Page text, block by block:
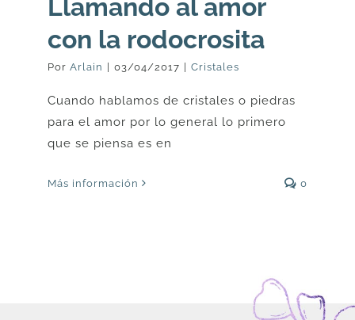
Llamando al amor
con la rodocrosita
Por Arlain | 03/04/2017 | Cristales
Cuando hablamos de cristales o piedras
para el amor por lo general lo primero
que se piensa es en
Más información 0